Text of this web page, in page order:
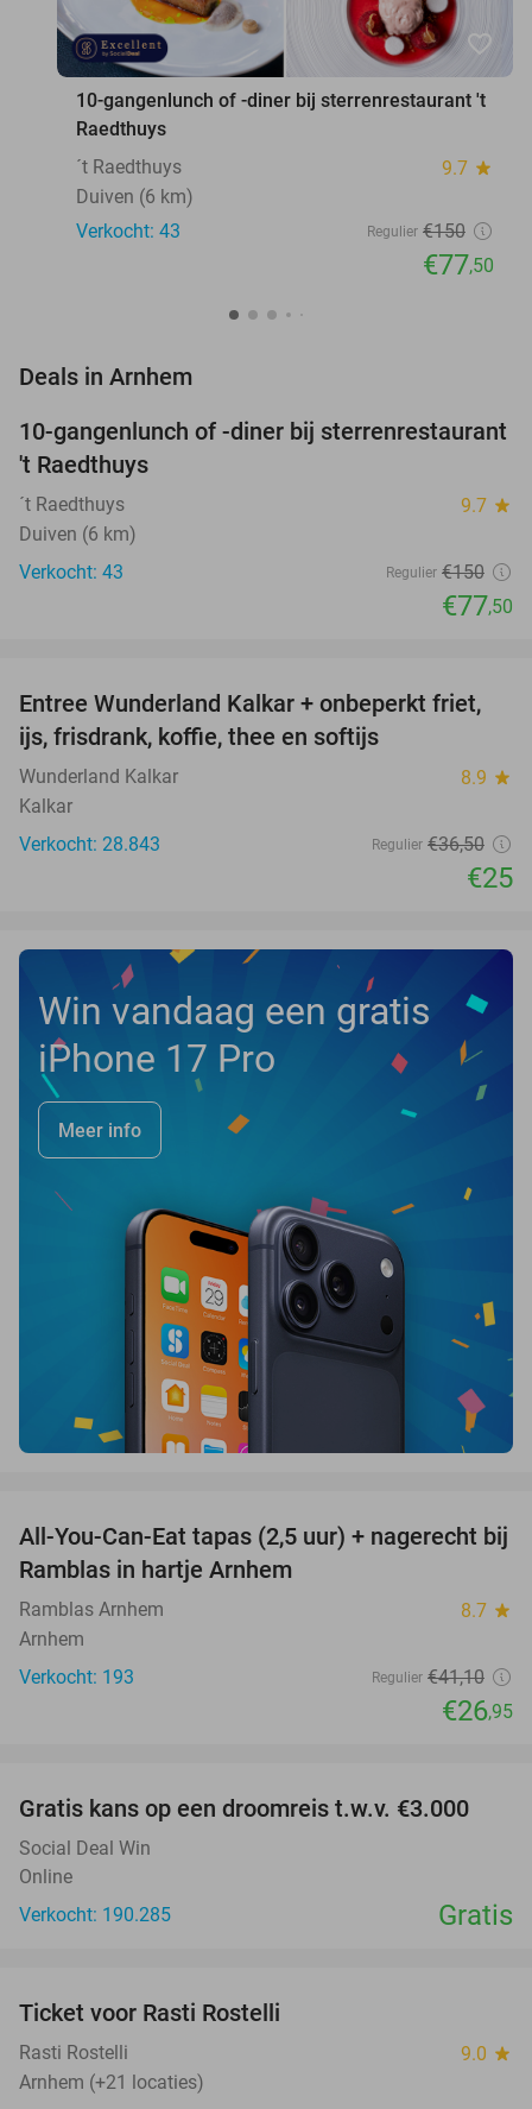
favorite_border
10-gangenlunch of -diner bij sterrenrestaurant 't
Raedthuys
´t Raedthuys
9.7 star
Duiven (6 km)
Verkocht: 43
Regulier €150
€77,50
Deals in Arnhem
48%
NEW
TODAY
10-gangenlunch of -diner bij sterrenrestaurant
't Raedthuys
´t Raedthuys 9.7 star
Duiven (6 km)
Verkocht: 43
Regulier €150
€77,50
32%
Entree Wunderland Kalkar + onbeperkt friet,
ijs, frisdrank, koffie, thee en softijs
Wunderland Kalkar 8.9 star
Kalkar
Verkocht: 28.843
Regulier €36,50
€25
Win vandaag een gratis
iPhone 17 Pro
Meer info
34%
All-You-Can-Eat tapas (2,5 uur) + nagerecht bij
Ramblas in hartje Arnhem
Ramblas Arnhem 8.7 star
Arnhem
Verkocht: 193
Regulier €41,10
€26,95
Gratis kans op een droomreis t.w.v. €3.000
Social Deal Win
Online
Verkocht: 190.285
Gratis
TODAY
Ticket voor Rasti Rostelli
Rasti Rostelli 9.0 star
Arnhem (+21 locaties)